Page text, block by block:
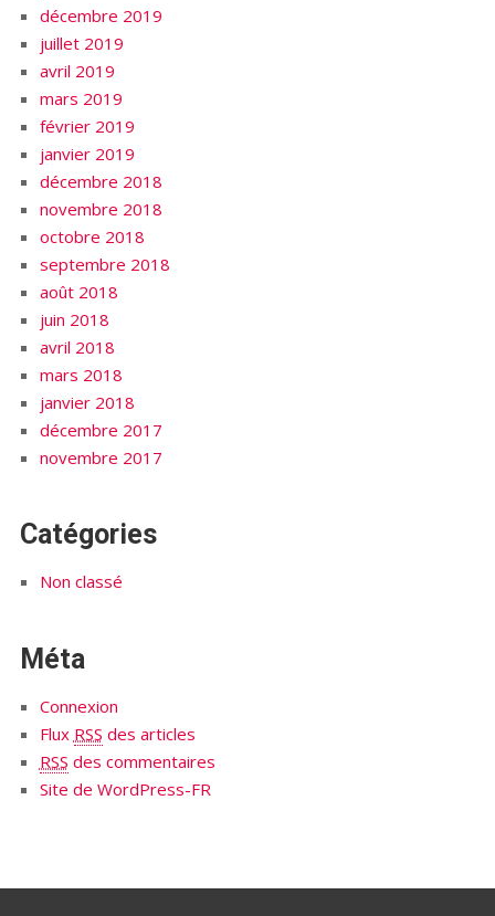
décembre 2019
juillet 2019
avril 2019
mars 2019
février 2019
janvier 2019
décembre 2018
novembre 2018
octobre 2018
septembre 2018
août 2018
juin 2018
avril 2018
mars 2018
janvier 2018
décembre 2017
novembre 2017
Catégories
Non classé
Méta
Connexion
Flux RSS des articles
RSS des commentaires
Site de WordPress-FR